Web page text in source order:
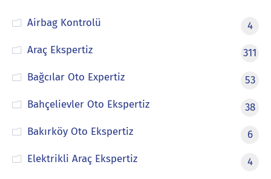
Airbag Kontrolü
4
Araç Ekspertiz
311
Bağcılar Oto Expertiz
53
Bahçelievler Oto Ekspertiz
38
Bakırköy Oto Ekspertiz
6
Elektrikli Araç Ekspertiz
4